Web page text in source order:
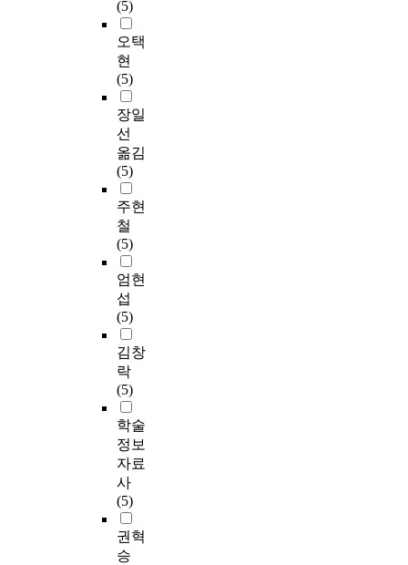
(5)
오택
현
(5)
장일
선
옮김
(5)
주현
철
(5)
엄현
섭
(5)
김창
락
(5)
학술
정보
자료
사
(5)
권혁
승